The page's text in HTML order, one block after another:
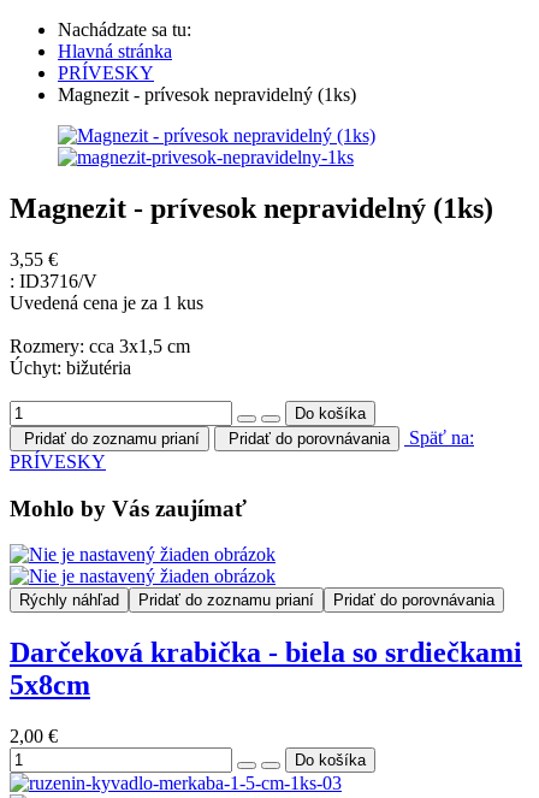
Nachádzate sa tu:
Hlavná stránka
PRÍVESKY
Magnezit - prívesok nepravidelný (1ks)
Magnezit - prívesok nepravidelný (1ks)
3,55 €
: ID3716/V
Uvedená cena je za 1 kus
Rozmery: cca 3x1,5 cm
Úchyt: bižutéria
Pridať do zoznamu prianí Pridať do porovnávania
Späť na:
PRÍVESKY
Mohlo by Vás zaujímať
Rýchly náhľad Pridať do zoznamu prianí Pridať do porovnávania
Darčeková krabička - biela so srdiečkami
5x8cm
2,00 €